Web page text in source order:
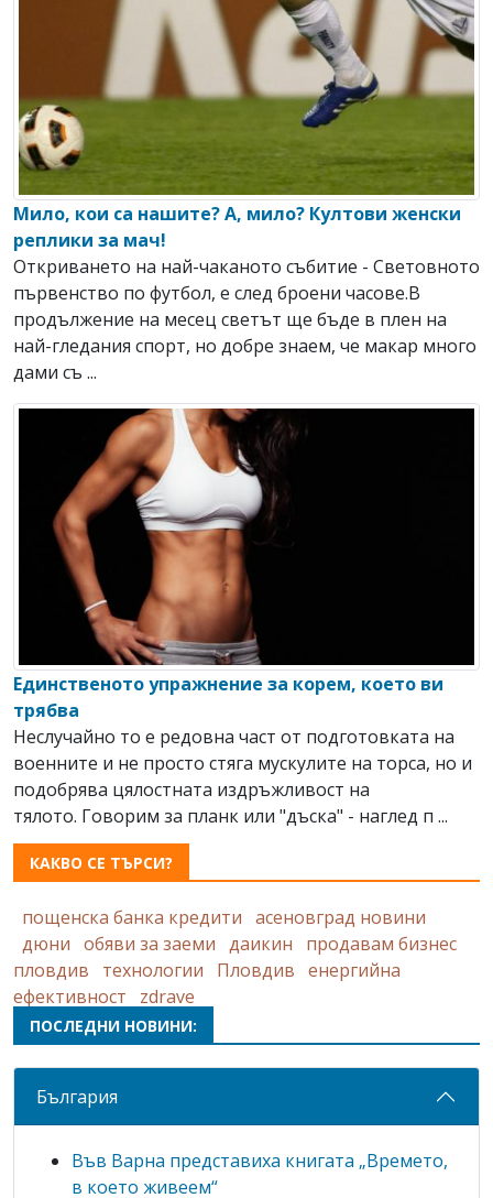
Мило, кои са нашите? А, мило? Култови женски
реплики за мач!
Откриването на най-чаканото събитие - Световното
първенство по футбол, е след броени часове.В
продължение на месец светът ще бъде в плен на
най-гледания спорт, но добре знаем, че макар много
дами съ ...
Единственото упражнение за корем, което ви
трябва
Неслучайно то е редовна част от подготовката на
военните и не просто стяга мускулите на торса, но и
подобрява цялостната издръжливост на
тялото. Говорим за планк или "дъска" - наглед п ...
КАКВО СЕ ТЪРСИ?
пощенска банка кредити асеновград новини
дюни обяви за заеми даикин
продавам бизнес
пловдив
технологии Пловдив енергийна
ефективност
zdrave
ПОСЛЕДНИ НОВИНИ:
България
Във Варна представиха книгата „Времето,
в което живеем“